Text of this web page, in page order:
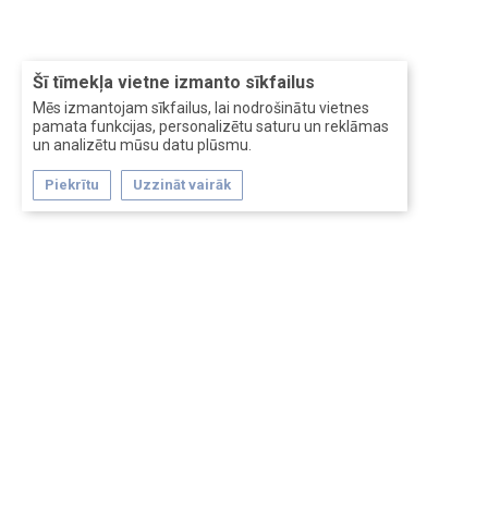
Šī tīmekļa vietne izmanto sīkfailus
Mēs izmantojam sīkfailus, lai nodrošinātu vietnes
pamata funkcijas, personalizētu saturu un reklāmas
un analizētu mūsu datu plūsmu.
Piekrītu Uzzināt vairāk